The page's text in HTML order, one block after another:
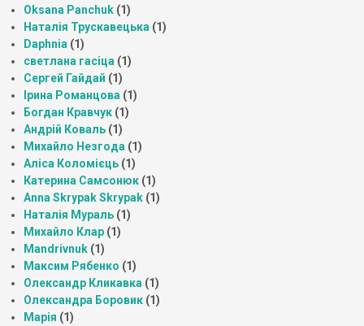
Oksana Panchuk (1)
Наталія Трускавецька (1)
Daphnia (1)
светлана гасіца (1)
Сергей Гайдай (1)
Ірина Романцова (1)
Богдан Кравчук (1)
Андрій Коваль (1)
Михайло Незгода (1)
Аліса Коломієць (1)
Катерина Самсонюк (1)
Anna Skrypak Skrypak (1)
Наталія Мураль (1)
Михайло Клар (1)
Mandrivnuk (1)
Максим Рябенко (1)
Олександр Кликавка (1)
Олександра Боровик (1)
Марія (1)